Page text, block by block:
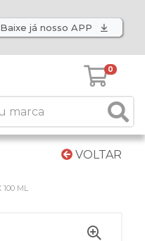
Baixe já nosso APP
0
VOLTAR
100 ML